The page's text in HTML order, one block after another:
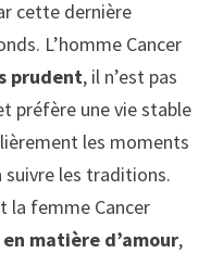
cette dernière
L’homme Cancer
prudent, il n’est pas
préfère une vie stable
les moments
suivre les traditions.
la femme Cancer
matière d’amour,